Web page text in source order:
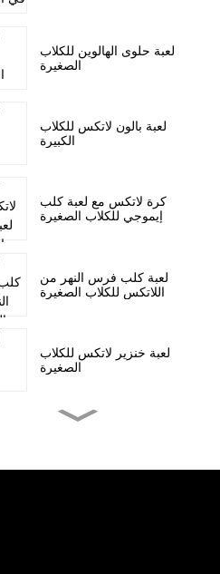
لعبة حلوى الهالوين للكلاب
الصغيرة
لعبة بالون لاتكس للكلاب
الكبيرة
كرة لاتكس مع لعبة كلب
إيموجي للكلاب الصغيرة
لعبة كلب فرس النهر من
اللاتكس للكلاب الصغيرة
لعبة خنزير لاتكس للكلاب
الصغيرة